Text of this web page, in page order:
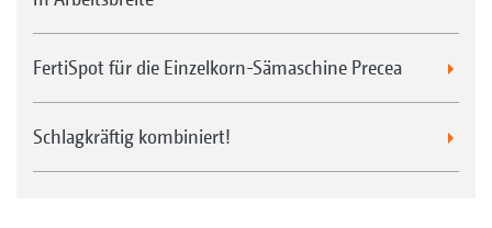
FertiSpot für die Einzelkorn-Sämaschine Precea
Schlagkräftig kombiniert!